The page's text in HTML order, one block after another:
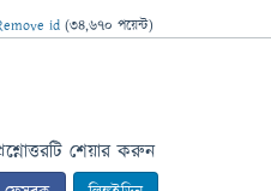
id (34,670 পয়েন্ট)
শেয়ার করুন